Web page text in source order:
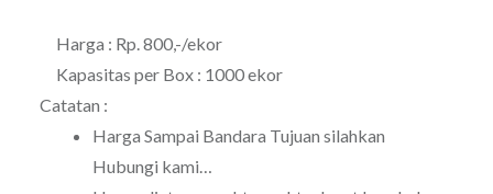
Harga : Rp. 800,-/ekor
Kapasitas per Box : 1000 ekor
Catatan :
Harga Sampai Bandara Tujuan silahkan
Hubungi kami…